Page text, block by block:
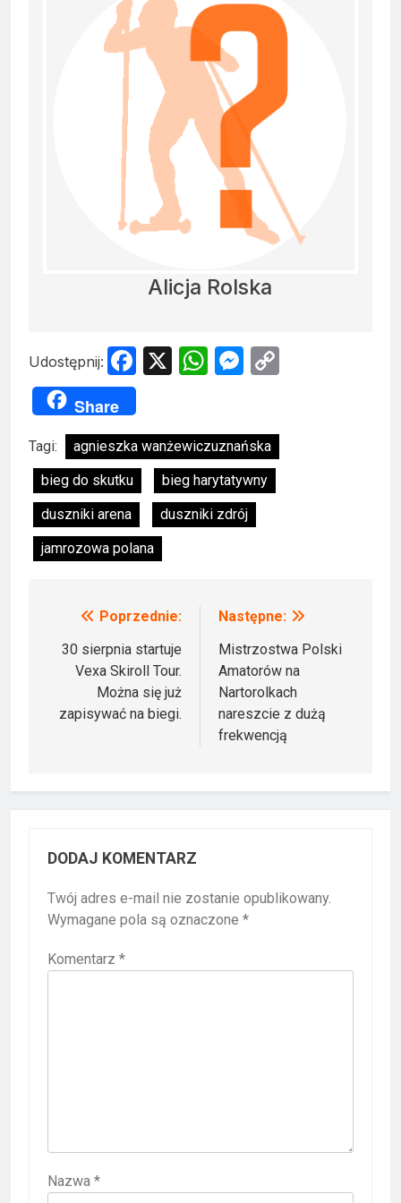
Alicja Rolska
Udostępnij: Facebook
X WhatsApp
Messenger
Share
Tagi:
agnieszka wanżewiczuznańska
bieg do skutku
bieg harytatywny
duszniki arena
duszniki zdrój
jamrozowa polana
Nawigacja
wpisu
Poprzednie:
30 sierpnia startuje
Vexa Skiroll Tour.
Można się już
zapisywać na biegi.
Następne:
Mistrzostwa Polski
Amatorów na
Nartorolkach
nareszcie z dużą
frekwencją
DODAJ KOMENTARZ
Twój adres e-mail nie zostanie opublikowany.
Wymagane pola są oznaczone *
Komentarz *
Nazwa *